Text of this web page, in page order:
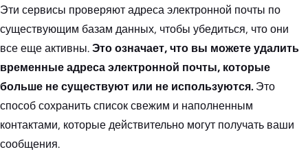
Эти сервисы проверяют адреса электронной почты по
существующим базам данных, чтобы убедиться, что они
все еще активны. Это означает, что вы можете удалить
временные адреса электронной почты, которые
больше не существуют или не используются. Это
способ сохранить список свежим и наполненным
контактами, которые действительно могут получать ваши
сообщения.